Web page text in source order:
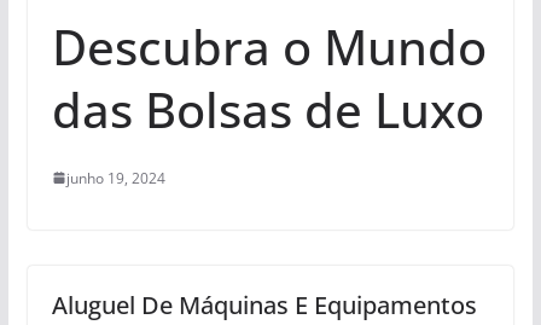
Descubra o Mundo
das Bolsas de Luxo
junho 19, 2024
Aluguel De Máquinas E Equipamentos